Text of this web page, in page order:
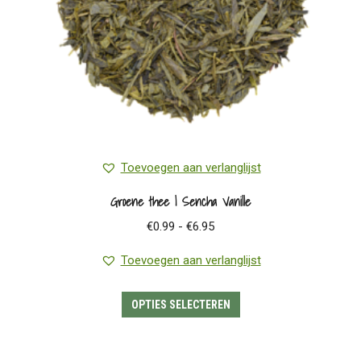
op
de
productpagina
Toevoegen aan verlanglijst
Groene thee | Sencha Vanille
€0.99 - €6.95Prijsklasse:
tot
€6.95
Toevoegen aan verlanglijst
OPTIES SELECTEREN